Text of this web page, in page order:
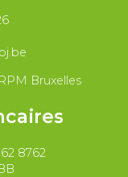
Bruxelles
8762